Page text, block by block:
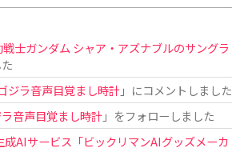
戦士ガンダム シャア・アズナブルのサングラ
ジラ音声目覚まし時計」にコメントしました
音声目覚まし時計」をフォローしました
成AIサービス「ビックリマンAIグッズメーカ